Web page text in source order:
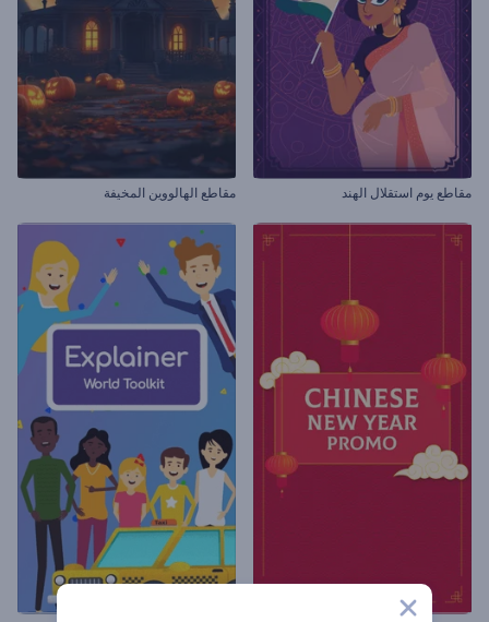
مقاطع يوم استقلال الهند مقاطع الهالووين المخيفة